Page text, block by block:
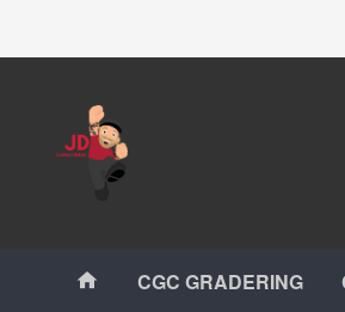
Produkter
CGC GRADERING